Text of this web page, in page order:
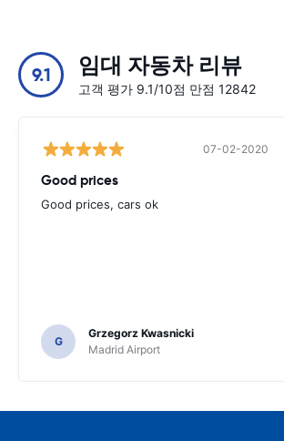
9.1 임대 자동차 리뷰
고객 평가 9.1/10점 만점 12842
07-02-2020
Good prices
Good prices, cars ok
G
Grzegorz Kwasnicki
Madrid Airport